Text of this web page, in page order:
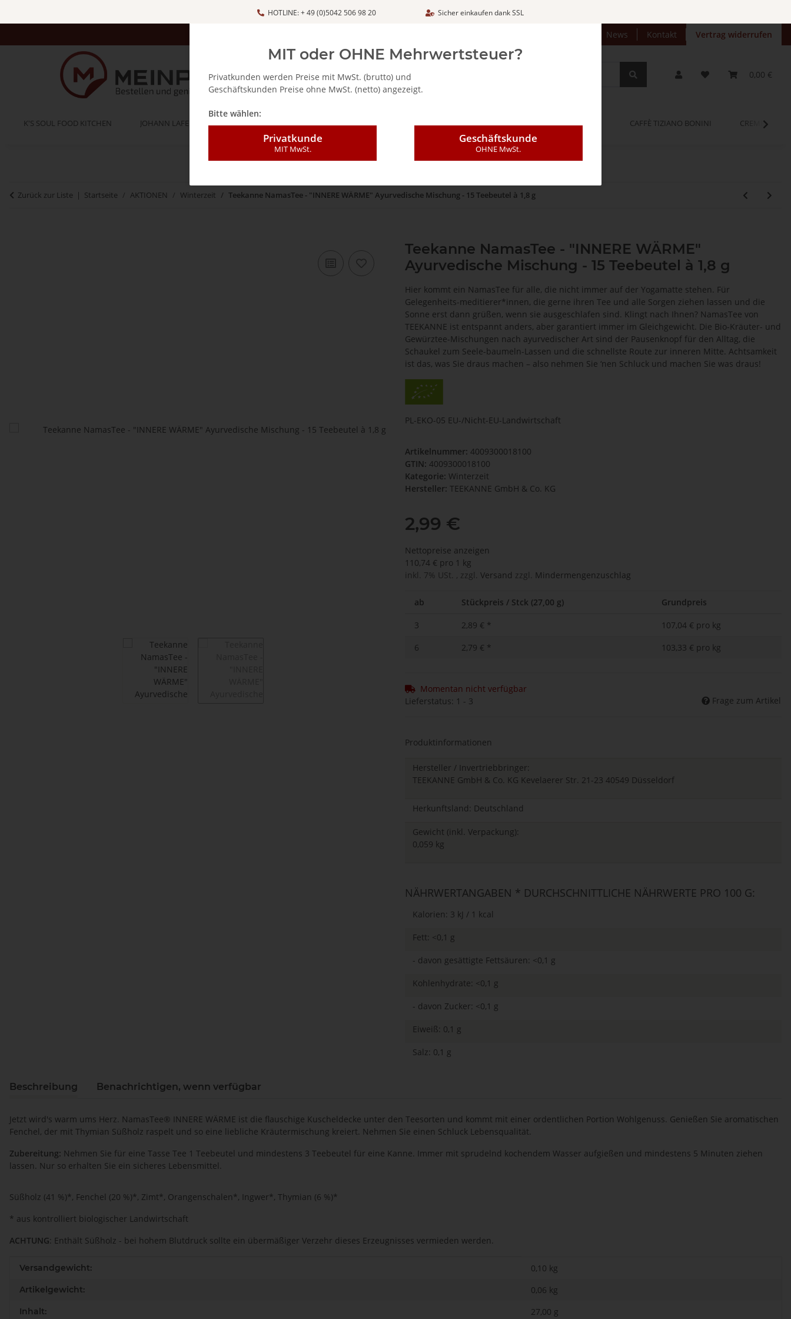
HOTLINE: + 49 (0)5042 506 98 20 Sicher einkaufen dank SSL
News Kontakt Vertrag widerrufen
0,00 €
K'S SOUL FOOD KITCHEN JOHANN LAFER BELLA ITALIA - FEINKOSTARTIKEL CAFFÈ MAJESTIC / DICAF KAFFEE OPINUM CAFFÈ TIZIANO BONINI CREMEO
Zurück zur Liste Startseite AKTIONEN Winterzeit Teekanne NamasTee - "INNERE WÄRME" Ayurvedische Mischung - 15 Teebeutel à 1,8 g
Teekanne NamasTee - "INNERE WÄRME"
Ayurvedische Mischung - 15 Teebeutel à 1,8 g
Hier kommt ein NamasTee für alle, die nicht immer auf der Yogamatte stehen. Für
Gelegenheits-meditierer*innen, die gerne ihren Tee und alle Sorgen ziehen lassen und die
Sonne erst dann grüßen, wenn sie ausgeschlafen sind. Klingt nach Ihnen? NamasTee von
TEEKANNE ist entspannt anders, aber garantiert immer im Gleichgewicht. Die Bio-Kräuter- und
Gewürztee-Mischungen nach ayurvedischer Art sind der Pausenknopf für den Alltag, die
Schaukel zum Seele-baumeln-Lassen und die schnellste Route zur inneren Mitte. Achtsamkeit
ist das, was Sie draus machen – also nehmen Sie ‘nen Schluck und machen Sie was draus!
PL-EKO-05 EU-/Nicht-EU-Landwirtschaft
Artikelnummer: 4009300018100
GTIN: 4009300018100
Kategorie: Winterzeit
Hersteller: TEEKANNE GmbH & Co. KG
2,99 €
Nettopreise anzeigen
110,74 € pro 1 kg
inkl. 7% USt. , zzgl. Versand zzgl. Mindermengenzuschlag
ab Stückpreis / Stck (27,00 g) Grundpreis
3 2,89 € *
107,04 € pro kg
6
2,79 € * 103,33 € pro kg
Momentan nicht verfügbar
Lieferstatus: 1 - 3
Frage zum Artikel
Produktinformationen
Hersteller / Invertriebbringer:
TEEKANNE GmbH & Co. KG Kevelaerer Str. 21-23 40549 Düsseldorf
Herkunftsland: Deutschland
Gewicht (inkl. Verpackung):
0,059 kg
NÄHRWERTANGABEN * DURCHSCHNITTLICHE NÄHRWERTE PRO 100 G:
Kalorien: 3 kJ / 1 kcal
Fett: <0,1 g
- davon gesättigte Fettsäuren: <0,1 g
Kohlenhydrate: <0,1 g
- davon Zucker: <0,1 g
Eiweiß: 0,1 g
Salz: 0,1 g
Beschreibung Benachrichtigen, wenn verfügbar
Jetzt wird's warm ums Herz. NamasTee® INNERE WÄRME ist die flauschige Kuscheldecke unter den Teesorten und kommt mit einer ordentlichen Portion Wohlgenuss. Genießen Sie aromatischen
Fenchel, der mit Thymian Süßholz raspelt und so eine liebliche Kräutermischung kreiert. Nehmen Sie einen Schluck Lebensqualität.
Zubereitung: Nehmen Sie für eine Tasse Tee 1 Teebeutel und mindestens 3 Teebeutel für eine Kanne. Immer mit sprudelnd kochendem Wasser aufgießen und mindestens 5 Minuten ziehen
lassen. Nur so erhalten Sie ein sicheres Lebensmittel.
Süßholz (41 %)*, Fenchel (20 %)*, Zimt*, Orangenschalen*, Ingwer*, Thymian (6 %)*
* aus kontrolliert biologischer Landwirtschaft
ACHTUNG: Enthält Süßholz - bei hohem Blutdruck sollte ein übermäßiger Verzehr dieses Erzeugnisses vermieden werden.
Produkteigenschaft
Wert
Versandgewicht: 0,10 kg
Artikelgewicht: 0,06 kg
Inhalt: 27,00 g
MIT oder OHNE Mehrwertsteuer?
Privatkunden werden Preise mit MwSt. (brutto) und
Geschäftskunden Preise ohne MwSt. (netto) angezeigt.
Bitte wählen:
Privatkunde
MIT MwSt.
Geschäftskunde
OHNE MwSt.